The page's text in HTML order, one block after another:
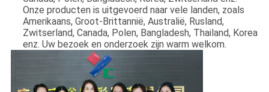
Onze producten is uitgevoerd naar vele landen, zoals
Amerikaans, Groot-Brittannië, Australië, Rusland,
Zwitserland, Canada, Polen, Bangladesh, Thailand, Korea
enz. Uw bezoek en onderzoek zijn warm welkom.